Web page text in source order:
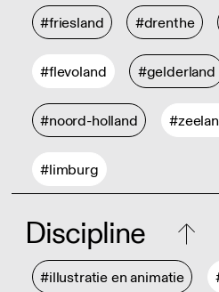
#friesland #drenthe
#flevoland #gelderland
#noord-holland
#limburg
Discipline
#illustratie en animatie